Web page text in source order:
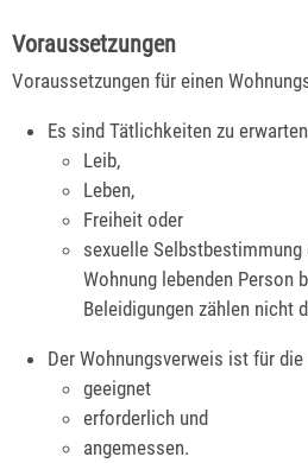
Voraussetzungen
Voraussetzungen für einen
Es sind Tätlichkeiten zu
Leib,
Leben,
Freiheit oder
sexuelle Selbstbestimmung
Wohnung lebenden Person
Beleidigungen zählen nicht
Der Wohnungsverweis ist für
geeignet
erforderlich und
angemessen.